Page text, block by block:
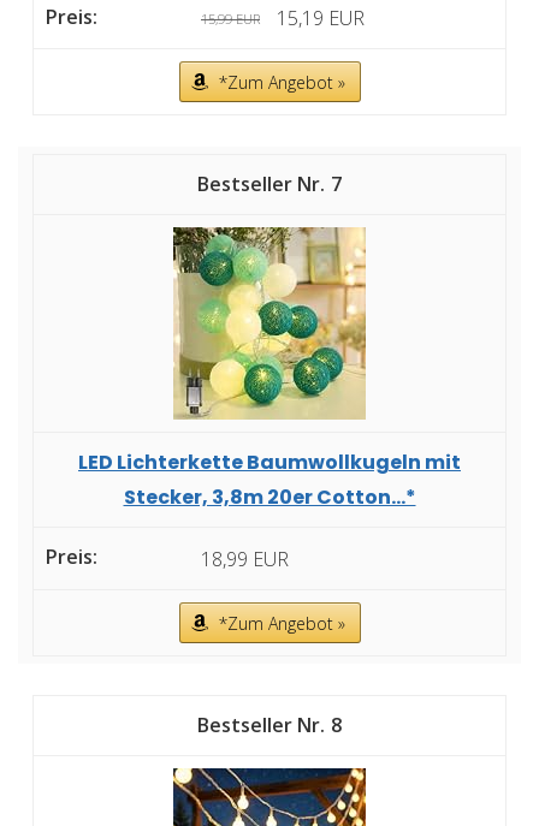
15,99 EUR 15,19 EUR
*Zum Angebot »
7
LED Lichterkette Baumwollkugeln mit
Stecker, 3,8m 20er Cotton...*
18,99 EUR
*Zum Angebot »
8